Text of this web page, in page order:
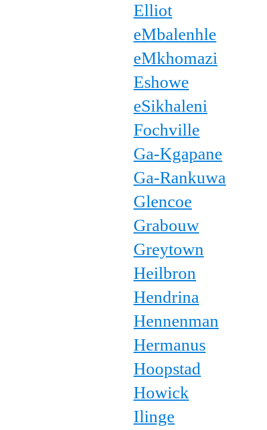
Elliot
eMbalenhle
eMkhomazi
Eshowe
eSikhaleni
Fochville
Ga-Kgapane
Ga-Rankuwa
Glencoe
Grabouw
Greytown
Heilbron
Hendrina
Hennenman
Hermanus
Hoopstad
Howick
Ilinge